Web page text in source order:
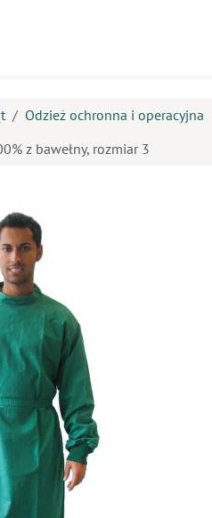
Odzież ochronna i operacyjna
z bawełny, rozmiar 3